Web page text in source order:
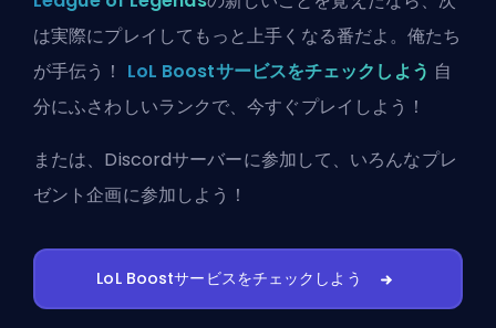
は実際にプレイしてもっと上手くなる番だよ。俺たち
が手伝う！ LoL Boostサービスをチェックしよう 自
分にふさわしいランクで、今すぐプレイしよう！
または、 Discordサーバーに参加して、いろんなプレ
ゼント企画に参加しよう！
LoL Boostサービスをチェックしよう